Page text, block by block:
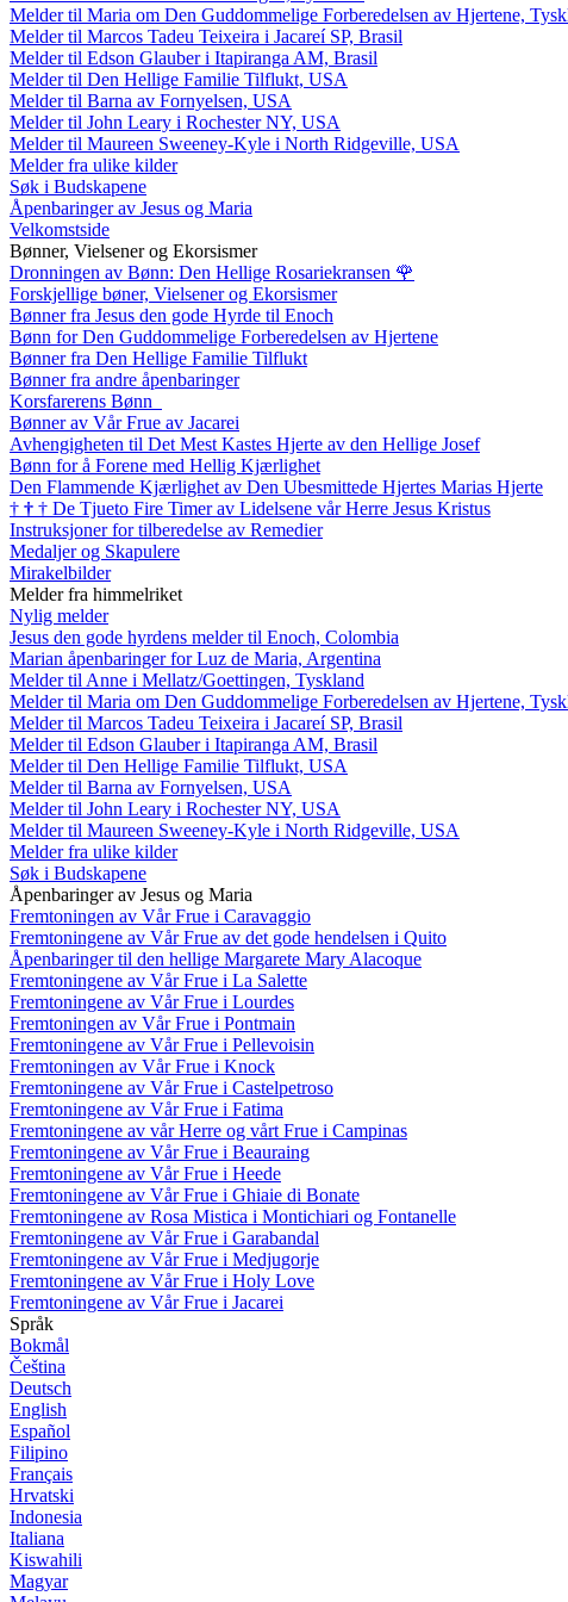
Melder til Maria om Den Guddommelige Forberedelsen av Hjertene,
Melder til Marcos Tadeu Teixeira i Jacareí SP, Brasil
Melder til Edson Glauber i Itapiranga AM, Brasil
Melder til Den Hellige Familie Tilflukt, USA
Melder til Barna av Fornyelsen, USA
Melder til John Leary i Rochester NY, USA
Melder til Maureen Sweeney-Kyle i North Ridgeville, USA
Melder fra ulike kilder
Søk i Budskapene
Åpenbaringer av Jesus og Maria
Velkomstside
Bønner, Vielsener og Ekorsismer
Dronningen av Bønn: Den Hellige Rosariekransen 🌹
Forskjellige bøner, Vielsener og Ekorsismer
Bønner fra Jesus den gode Hyrde til Enoch
Bønn for Den Guddommelige Forberedelsen av Hjertene
Bønner fra Den Hellige Familie Tilflukt
Bønner fra andre åpenbaringer
Korsfarerens Bønn
Bønner av Vår Frue av Jacarei
Avhengigheten til Det Mest Kastes Hjerte av den Hellige Josef
Bønn for å Forene med Hellig Kjærlighet
Den Flammende Kjærlighet av Den Ubesmittede Hjertes Marias Hjerte
† † † De Tjueto Fire Timer av Lidelsene vår Herre Jesus Kristus
Instruksjoner for tilberedelse av Remedier
Medaljer og Skapulere
Mirakelbilder
Melder fra himmelriket
Nylig melder
Jesus den gode hyrdens melder til Enoch, Colombia
Marian åpenbaringer for Luz de Maria, Argentina
Melder til Anne i Mellatz/Goettingen, Tyskland
Melder til Maria om Den Guddommelige Forberedelsen av Hjertene,
Melder til Marcos Tadeu Teixeira i Jacareí SP, Brasil
Melder til Edson Glauber i Itapiranga AM, Brasil
Melder til Den Hellige Familie Tilflukt, USA
Melder til Barna av Fornyelsen, USA
Melder til John Leary i Rochester NY, USA
Melder til Maureen Sweeney-Kyle i North Ridgeville, USA
Melder fra ulike kilder
Søk i Budskapene
Åpenbaringer av Jesus og Maria
Fremtoningen av Vår Frue i Caravaggio
Fremtoningene av Vår Frue av det gode hendelsen i Quito
Åpenbaringer til den hellige Margarete Mary Alacoque
Fremtoningene av Vår Frue i La Salette
Fremtoningene av Vår Frue i Lourdes
Fremtoningen av Vår Frue i Pontmain
Fremtoningene av Vår Frue i Pellevoisin
Fremtoningen av Vår Frue i Knock
Fremtoningene av Vår Frue i Castelpetroso
Fremtoningene av Vår Frue i Fatima
Fremtoningene av vår Herre og vårt Frue i Campinas
Fremtoningene av Vår Frue i Beauraing
Fremtoningene av Vår Frue i Heede
Fremtoningene av Vår Frue i Ghiaie di Bonate
Fremtoningene av Rosa Mistica i Montichiari og Fontanelle
Fremtoningene av Vår Frue i Garabandal
Fremtoningene av Vår Frue i Medjugorje
Fremtoningene av Vår Frue i Holy Love
Fremtoningene av Vår Frue i Jacarei
Språk
Bokmål
Čeština
Deutsch
English
Español
Filipino
Français
Hrvatski
Indonesia
Italiana
Kiswahili
Magyar